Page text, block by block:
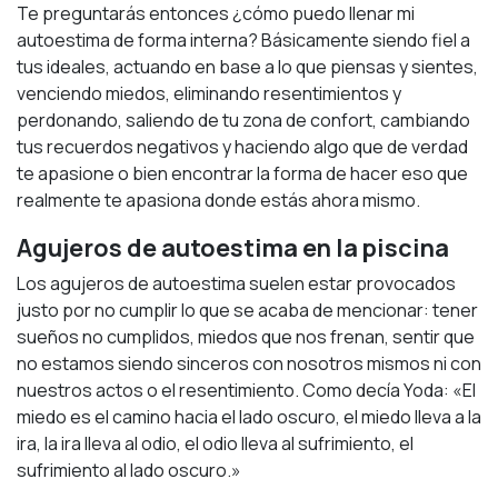
Te preguntarás entonces ¿cómo puedo llenar mi
autoestima de forma interna? Básicamente siendo fiel a
tus ideales, actuando en base a lo que piensas y sientes,
venciendo miedos, eliminando resentimientos y
perdonando, saliendo de tu zona de confort, cambiando
tus recuerdos negativos y haciendo algo que de verdad
te apasione o bien encontrar la forma de hacer eso que
realmente te apasiona donde estás ahora mismo.
Agujeros de autoestima en la piscina
Los agujeros de autoestima suelen estar provocados
justo por no cumplir lo que se acaba de mencionar: tener
sueños no cumplidos, miedos que nos frenan, sentir que
no estamos siendo sinceros con nosotros mismos ni con
nuestros actos o el resentimiento. Como decía Yoda: «El
miedo es el camino hacia el lado oscuro, el miedo lleva a la
ira, la ira lleva al odio, el odio lleva al sufrimiento, el
sufrimiento al lado oscuro.»